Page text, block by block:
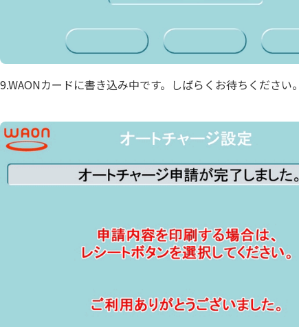
9.WAONカードに書き込み中です。しばらくお待ちください。